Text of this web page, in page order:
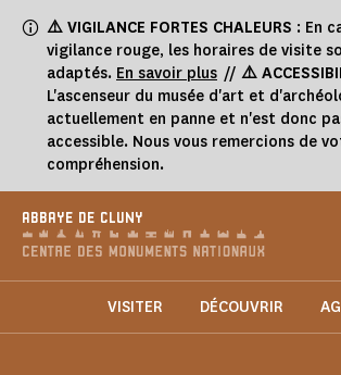
⚠️ VIGILANCE FORTES CHALEURS : En
vigilance rouge, les horaires de visite
adaptés. En savoir plus // ⚠️
L'ascenseur du musée d'art et
actuellement en panne et n'est donc
accessible. Nous vous remercions de
compréhension.
ABBAYE DE CLUNY
VISITER DÉCOUVRIR